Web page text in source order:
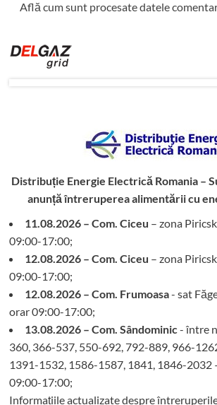
Află cum sunt procesate datele
Distribuție Energie Electrică Romania –
anunță întreruperea alimentării cu
11.08.2026 – Com. Ciceu – zona
09:00-17:00;
12.08.2026 – Com. Ciceu – zona
09:00-17:00;
12.08.2026 – Com. Frumoasa- sat
orar 09:00-17:00;
13.08.2026 – Com. Sândominic- între
360, 366-537, 550-692, 792-889, 966-
1391-1532, 1586-1587, 1841, 1846-2032
09:00-17:00;
Informațiile actualizate despre